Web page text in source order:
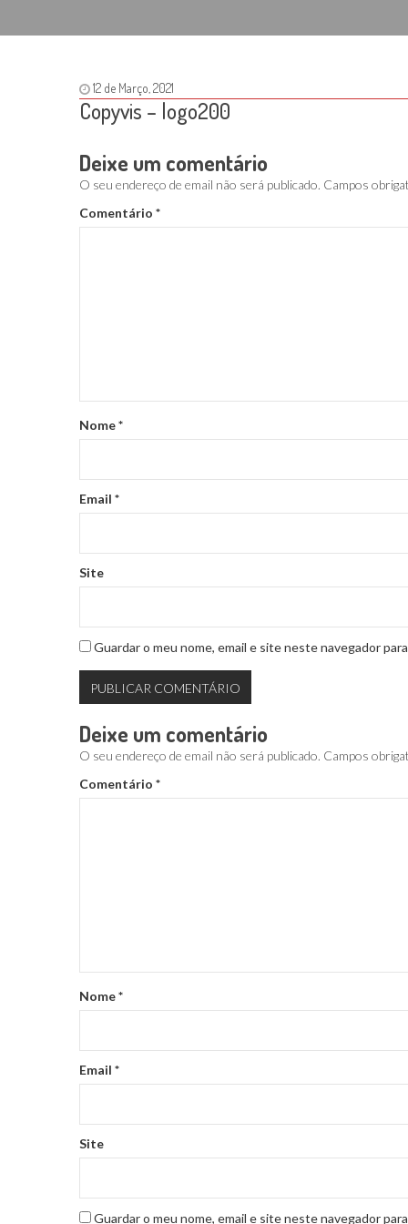
12 de Março, 2021
Copyvis – logo200
Deixe um comentário
O seu endereço de email não será publicado. Campos
Comentário *
Nome*
Email *
Site
Guardar o meu nome, email e site neste navegador
Deixe um comentário
O seu endereço de email não será publicado. Campos
Comentário *
Nome*
Email *
Site
Guardar o meu nome, email e site neste navegador